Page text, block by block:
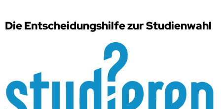
Die Entscheidungshilfe zur Studienwahl